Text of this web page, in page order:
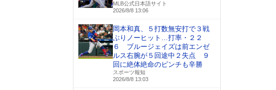
MLB公式日本語サイト
2026/8/8 13:06
岡本和真、５打数無安打で３戦
ぶりノーヒット…打率・２２
６ ブルージェイズは前エンゼ
ルス右腕が５回途中２失点 ９
回に絶体絶命のピンチも辛勝
スポーツ報知
2026/8/8 13:03